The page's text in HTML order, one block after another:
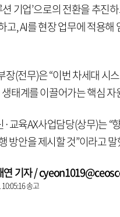
기업’으로의 전환을 추진
고, AI를 현장 업무에 적용
(전무)은 “이번 차세대 시
태계를 이끌어가는 핵심
·교육AX사업담당(상무)는
방안을 제시할 것”이라고
연 기자 /
송고